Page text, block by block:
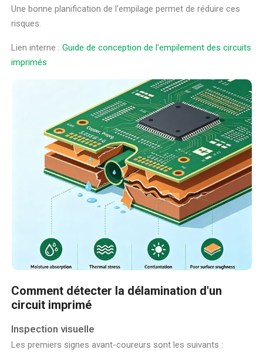
Une bonne planification de l'empilage permet de réduire ces
risques.
Lien interne :Guide de conception de l'empilement des circuits
imprimés
Comment détecter la délamination d'un
circuit imprimé
Inspection visuelle
Les premiers signes avant-coureurs sont les suivants :